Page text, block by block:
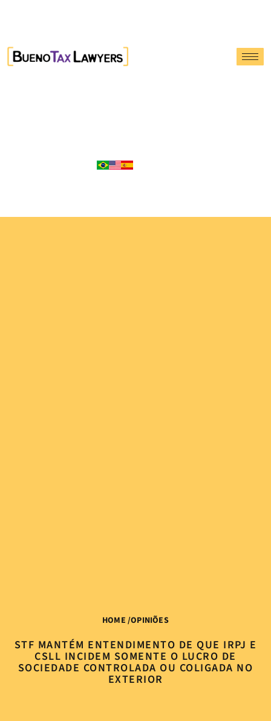
HOME /OPINIÕES
STF MANTÉM ENTENDIMENTO DE QUE IRPJ E
CSLL INCIDEM SOMENTE O LUCRO DE
SOCIEDADE CONTROLADA OU COLIGADA NO
EXTERIOR